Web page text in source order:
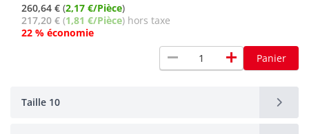
260,64 € (2,17 €/Pièce)
217,20 € (1,81 €/Pièce) hors taxe
22 % économie
remove add Panier
Taille 10